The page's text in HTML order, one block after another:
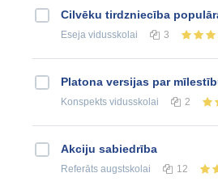
Cilvēku tirdzniecība
Eseja vidusskolai 3
Platona versijas par
Konspekts vidusskolai 2
Akciju sabiedrība
Referāts augstskolai 12